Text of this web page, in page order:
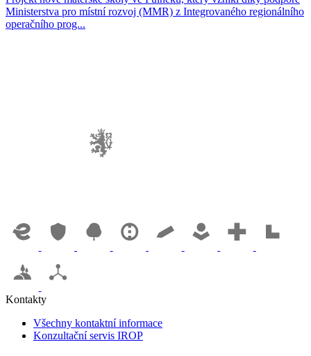
Ministerstva pro místní rozvoj (MMR) z Integrovaného regionálního
operačního prog...
Kontakty
Všechny kontaktní informace
Konzultační servis IROP